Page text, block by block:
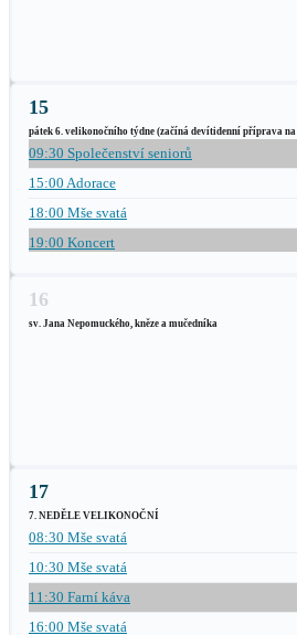
15
pátek 6. velikonočního týdne (začíná devítidenní příprava
09:30 Společenství seniorů
15:00 Adorace
18:00 Mše svatá
19:00 Koncert
16
sv. Jana Nepomuckého, kněze a mučedníka
17
7. NEDĚLE VELIKONOČNÍ
08:30 Mše svatá
10:30 Mše svatá
11:30 Farní káva
16:00 Mše svatá